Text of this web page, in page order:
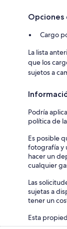
Opciones
Cargo
La lista
que los
sujetos a
Podría
política de
Es posible
fotografía y
hacer un
cualquier
Las
sujetas a
tener un
Esta